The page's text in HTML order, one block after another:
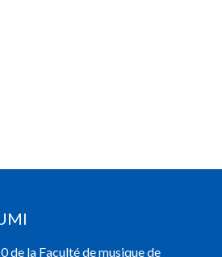
de la Faculté de musique de